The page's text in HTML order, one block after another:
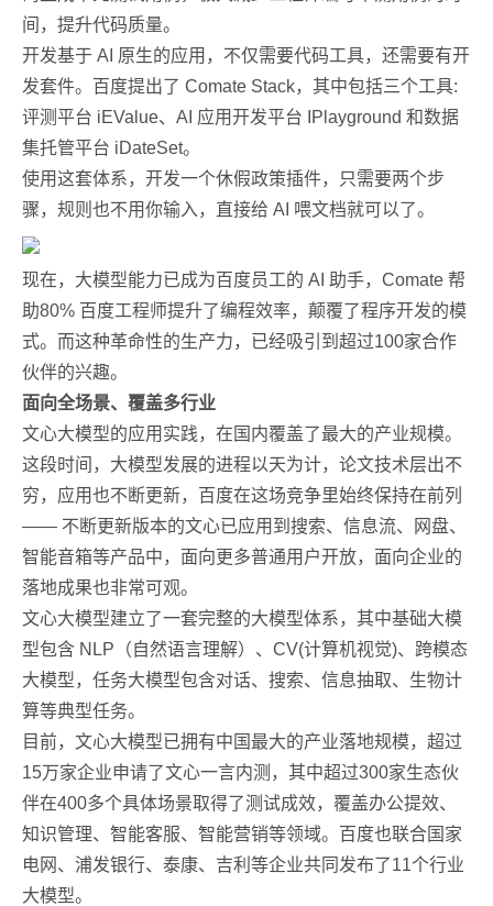
间，提升代码质量。
开发基于 AI 原生的应用，不仅需要代码工具，还需要有开
发套件。百度提出了 Comate Stack，其中包括三个工具:
评测平台 iEValue、AI 应用开发平台 IPlayground 和数据
集托管平台 iDateSet。
使用这套体系，开发一个休假政策插件，只需要两个步
骤，规则也不用你输入，直接给 AI 喂文档就可以了。
现在，大模型能力已成为百度员工的 AI 助手，Comate 帮
助80% 百度工程师提升了编程效率，颠覆了程序开发的模
式。而这种革命性的生产力，已经吸引到超过100家合作
伙伴的兴趣。
面向全场景、覆盖多行业
文心大模型的应用实践，在国内覆盖了最大的产业规模。
这段时间，大模型发展的进程以天为计，论文技术层出不
穷，应用也不断更新，百度在这场竞争里始终保持在前列
—— 不断更新版本的文心已应用到搜索、信息流、网盘、
智能音箱等产品中，面向更多普通用户开放，面向企业的
落地成果也非常可观。
文心大模型建立了一套完整的大模型体系，其中基础大模
型包含 NLP（自然语言理解）、CV(计算机视觉)、跨模态
大模型，任务大模型包含对话、搜索、信息抽取、生物计
算等典型任务。
目前，文心大模型已拥有中国最大的产业落地规模，超过
15万家企业申请了文心一言内测，其中超过300家生态伙
伴在400多个具体场景取得了测试成效，覆盖办公提效、
知识管理、智能客服、智能营销等领域。百度也联合国家
电网、浦发银行、泰康、吉利等企业共同发布了11个行业
大模型。